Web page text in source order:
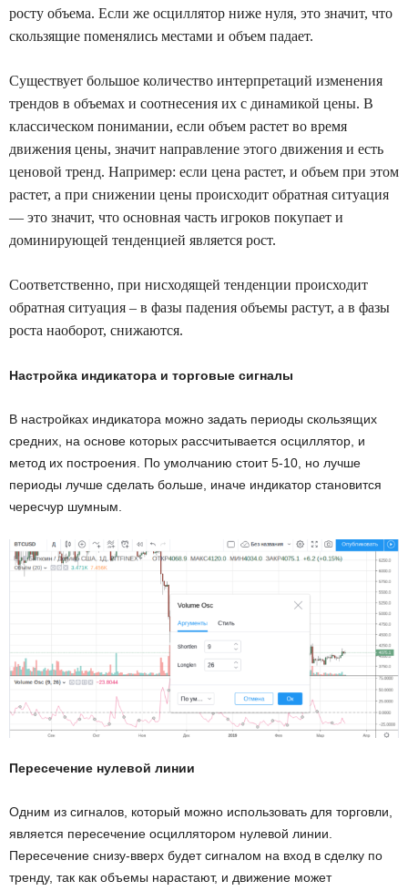
росту объема. Если же осциллятор ниже нуля, это значит, что
скользящие поменялись местами и объем падает.
Существует большое количество интерпретаций изменения
трендов в объемах и соотнесения их с динамикой цены. В
классическом понимании, если объем растет во время
движения цены, значит направление этого движения и есть
ценовой тренд. Например: если цена растет, и объем при этом
растет, а при снижении цены происходит обратная ситуация
— это значит, что основная часть игроков покупает и
доминирующей тенденцией является рост.
Соответственно, при нисходящей тенденции происходит
обратная ситуация – в фазы падения объемы растут, а в фазы
роста наоборот, снижаются.
Настройка индикатора и торговые сигналы
В настройках индикатора можно задать периоды скользящих
средних, на основе которых рассчитывается осциллятор, и
метод их построения. По умолчанию стоит 5-10, но лучше
периоды лучше сделать больше, иначе индикатор становится
чересчур шумным.
Пересечение нулевой линии
Одним из сигналов, который можно использовать для торговли,
является пересечение осциллятором нулевой линии.
Пересечение снизу-вверх будет сигналом на вход в сделку по
тренду, так как объемы нарастают, и движение может